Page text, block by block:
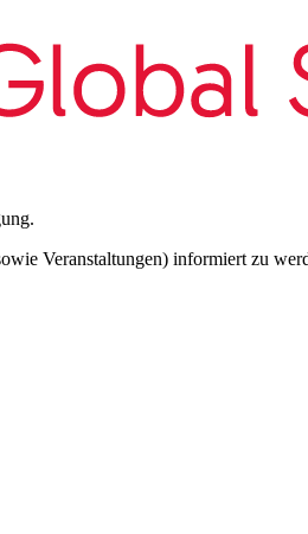
Veranstaltungen) informiert zu